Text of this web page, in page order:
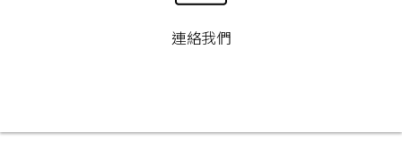
連絡我們